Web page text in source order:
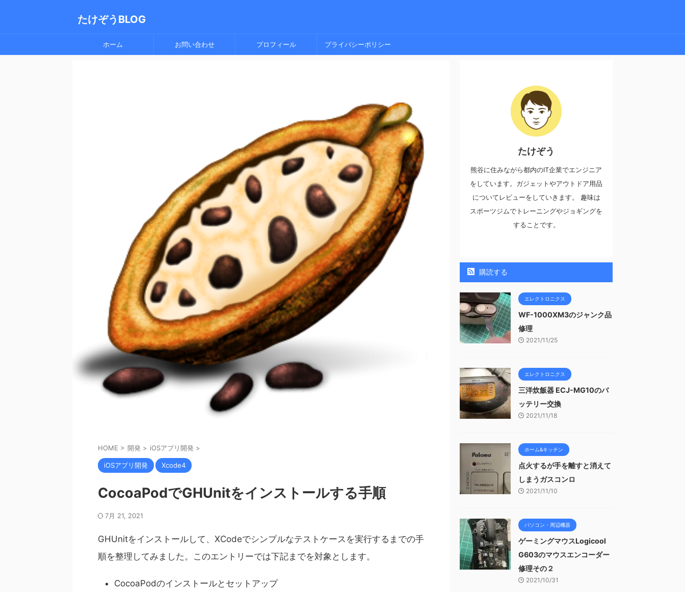
たけぞうBLOG
ホーム お問い合わせ プロフィール プライバシーポリシー
HOME > 開発 > iOSアプリ開発 >
iOSアプリ開発 Xcode4
CocoaPodでGHUnitをインストールする手順
7月 21, 2021
GHUnitをインストールして、XCodeでシンプルなテストケースを実行するまでの手
順を整理してみました。このエントリーでは下記までを対象とします。
CocoaPodのインストールとセットアップ
たけぞう
熊谷に住みながら都内のIT企業でエンジニア
をしています。ガジェットやアウトドア用品
についてレビューをしていきます。 趣味は
スポーツジムでトレーニングやジョギングを
することです。
購読する
エレクトロニクス
WF-1000XM3のジャンク品
修理
2021/11/25
エレクトロニクス
三洋炊飯器 ECJ-MG10のバ
ッテリー交換
2021/11/18
ホーム&キッチン
点火するが手を離すと消えて
しまうガスコンロ
2021/11/10
パソコン・周辺機器
ゲーミングマウスLogicool
G603のマウスエンコーダー
修理その２
2021/10/31